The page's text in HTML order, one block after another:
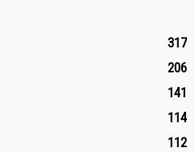
317
206
141
114
112